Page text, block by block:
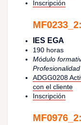
Inscripción
IES EGA
190 horas
Módulo
ADGG0208
con el cliente
Inscripción